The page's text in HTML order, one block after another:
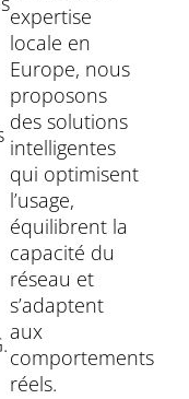
expertise
locale en
Europe, nous
proposons
des solutions
intelligentes
qui optimisent
l’usage,
équilibrent la
capacité du
réseau et
s’adaptent
aux
comportements
réels.